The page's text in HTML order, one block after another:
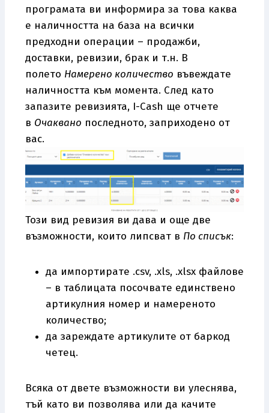
програмата ви информира за това каква
е наличността на база на всички
предходни операции – продажби,
доставки, ревизии, брак и т.н. В
полето Намерено количество въвеждате
наличността към момента. След като
запазите ревизията, I-Cash ще отчете
в Очаквано последното, заприходено от
вас.
Този вид ревизия ви дава и още две
възможности, които липсват в По списък:
да импортирате .csv, .xls, .xlsx файлове
– в таблицата посочвате единствено
артикулния номер и намереното
количество;
да зареждате артикулите от баркод
четец.
Всяка от двете възможности ви улеснява,
тъй като ви позволява или да качите